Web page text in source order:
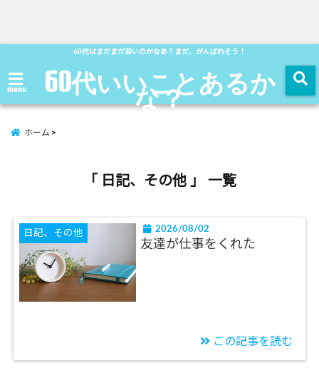
60代はまだまだ若いのかなあ？まだ、がんばれそう！
menu 60代いいことあるか
な？
ホーム
「 日記、その他 」 一覧
日記、その他 2026/08/02
友達が仕事をくれた
この記事を読む